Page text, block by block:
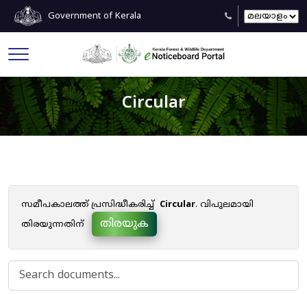
Government of Kerala
Circular
സമീപകാലത്ത് പ്രസിദ്ധീകരിച്ച് Circular. വിപുലമായി
തിരയുന്നതിന്
തിരയുക